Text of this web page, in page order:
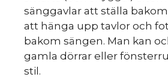
sänggavlar att ställa
att hänga upp tavlor och
bakom sängen. Man kan
gamla dörrar eller
stil.